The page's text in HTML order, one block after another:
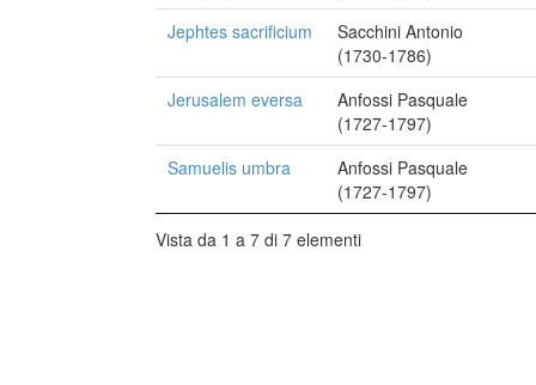
Jephtes sacrificium
Sacchini Antonio
(1730-1786)
Jerusalem eversa
Anfossi Pasquale
(1727-1797)
Samuelis umbra
Anfossi Pasquale
(1727-1797)
Vista da 1 a 7 di 7 elementi